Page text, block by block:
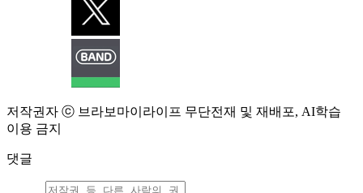
저작권자 ⓒ 브라보마이라이프 무단전재 및 재배포, AI학습
이용 금지
댓글